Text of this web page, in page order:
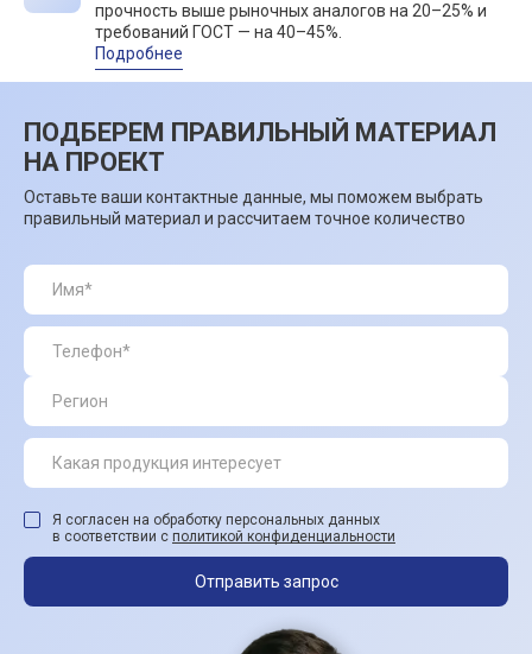
прочность выше рыночных аналогов на 20–25% и
требований ГОСТ — на 40–45%.
Подробнее
ПОДБЕРЕМ ПРАВИЛЬНЫЙ МАТЕРИАЛ
НА ПРОЕКТ
Оставьте ваши контактные данные, мы поможем выбрать
правильный материал и рассчитаем точное количество
Я согласен на обработку персональных данных
в соответствии с политикой конфиденциальности
Отправить запрос